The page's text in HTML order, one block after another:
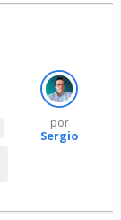
por
Sergio